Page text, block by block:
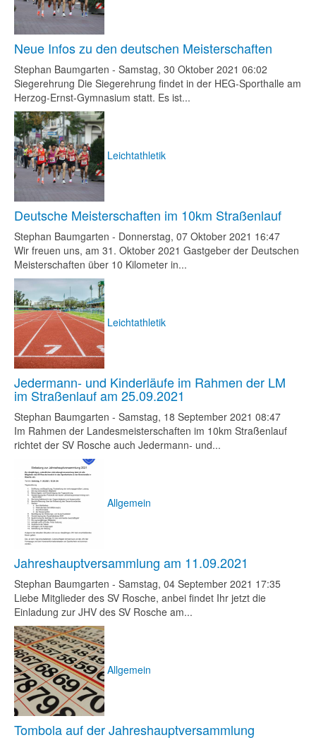
Neue Infos zu den deutschen Meisterschaften
Stephan Baumgarten - Samstag, 30 Oktober 2021 06:02
Siegerehrung Die Siegerehrung findet in der HEG-Sporthalle am
Herzog-Ernst-Gymnasium statt. Es ist...
Leichtathletik
Deutsche Meisterschaften im 10km Straßenlauf
Stephan Baumgarten - Donnerstag, 07 Oktober 2021 16:47
Wir freuen uns, am 31. Oktober 2021 Gastgeber der Deutschen
Meisterschaften über 10 Kilometer in...
Leichtathletik
Jedermann- und Kinderläufe im Rahmen der LM
im Straßenlauf am 25.09.2021
Stephan Baumgarten - Samstag, 18 September 2021 08:47
Im Rahmen der Landesmeisterschaften im 10km Straßenlauf
richtet der SV Rosche auch Jedermann- und...
Allgemein
Jahreshauptversammlung am 11.09.2021
Stephan Baumgarten - Samstag, 04 September 2021 17:35
Liebe Mitglieder des SV Rosche, anbei findet Ihr jetzt die
Einladung zur JHV des SV Rosche am...
Allgemein
Tombola auf der Jahreshauptversammlung